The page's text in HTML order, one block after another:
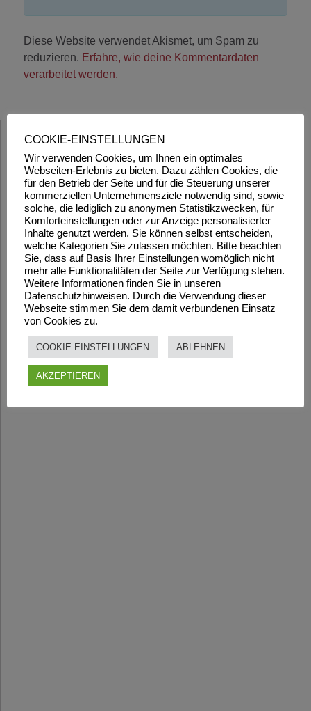
Diese Website verwendet Akismet, um Spam zu
reduzieren. Erfahre, wie deine Kommentardaten
verarbeitet werden.
COOKIE-EINSTELLUNGEN
Wir verwenden Cookies, um Ihnen ein optimales
Webseiten-Erlebnis zu bieten. Dazu zählen Cookies, die
für den Betrieb der Seite und für die Steuerung unserer
kommerziellen Unternehmensziele notwendig sind, sowie
solche, die lediglich zu anonymen Statistikzwecken, für
Komforteinstellungen oder zur Anzeige personalisierter
Inhalte genutzt werden. Sie können selbst entscheiden,
welche Kategorien Sie zulassen möchten. Bitte beachten
Sie, dass auf Basis Ihrer Einstellungen womöglich nicht
mehr alle Funktionalitäten der Seite zur Verfügung stehen.
Weitere Informationen finden Sie in unseren
Datenschutzhinweisen. Durch die Verwendung dieser
Webseite stimmen Sie dem damit verbundenen Einsatz
von Cookies zu.
COOKIE EINSTELLUNGEN ABLEHNEN
AKZEPTIEREN